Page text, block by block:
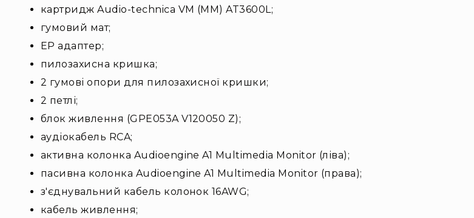
картридж Audio-technica VM (MM) AT3600L;
гумовий мат;
EP адаптер;
пилозахисна кришка;
2 гумові опори для пилозахисної кришки;
2 петлі;
блок живлення (GPE053A V120050 Z);
аудіокабель RCA;
активна колонка Audioengine A1 Multimedia Monitor (ліва);
пасивна колонка Audioengine A1 Multimedia Monitor (права);
з'єднувальний кабель колонок 16AWG;
кабель живлення;